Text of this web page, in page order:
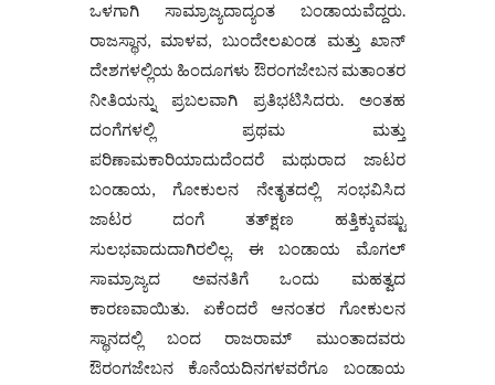
ಒಳಗಾಗಿ ಸಾಮ್ರಾಜ್ಯದಾದ್ಯಂತ ಬಂಡಾಯವೆದ್ದರು.
ರಾಜಸ್ಥಾನ, ಮಾಳವ, ಬುಂದೇಲಖಂಡ ಮತ್ತು ಖಾನ್
ದೇಶಗಳಲ್ಲಿಯ ಹಿಂದೂಗಳು ಔರಂಗಜೇಬನ ಮತಾಂತರ
ನೀತಿಯನ್ನು ಪ್ರಬಲವಾಗಿ ಪ್ರತಿಭಟಿಸಿದರು. ಅಂತಹ
ದಂಗೆಗಳಲ್ಲಿ ಪ್ರಥಮ ಮತ್ತು
ಪರಿಣಾಮಕಾರಿಯಾದುದೆಂದರೆ ಮಥುರಾದ ಜಾಟರ
ಬಂಡಾಯ, ಗೋಕುಲನ ನೇತೃತದಲ್ಲಿ ಸಂಭವಿಸಿದ
ಜಾಟರ ದಂಗೆ ತತ್‌ಕ್ಷಣ ಹತ್ತಿಕ್ಕುವಷ್ಟು
ಸುಲಭವಾದುದಾಗಿರಲಿಲ್ಲ. ಈ ಬಂಡಾಯ ಮೊಗಲ್
ಸಾಮ್ರಾಜ್ಯದ ಅವನತಿಗೆ ಒಂದು ಮಹತ್ವದ
ಕಾರಣವಾಯಿತು. ಏಕೆಂದರೆ ಆನಂತರ ಗೋಕುಲನ
ಸ್ಥಾನದಲ್ಲಿ ಬಂದ ರಾಜರಾಮ್ ಮುಂತಾದವರು
ಔರಂಗಜೇಬನ ಕೊನೆಯದಿನಗಳವರೆಗೂ ಬಂಡಾಯ